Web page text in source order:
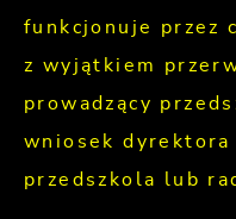
funkcjonuje przez
z wyjątkiem
prowadzący
wniosek
przedszkola lub